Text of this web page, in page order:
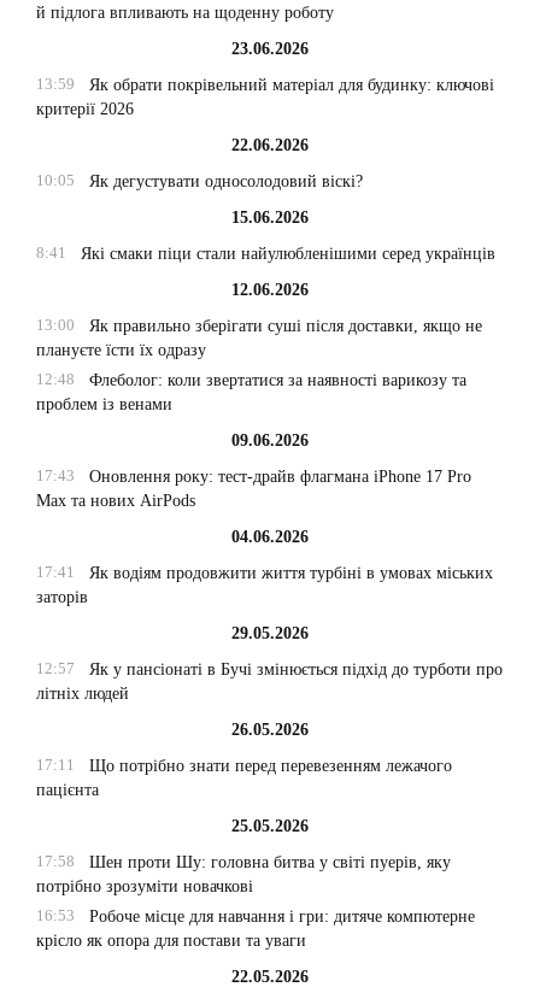
й підлога впливають на щоденну роботу
23.06.2026
13:59
Як обрати покрівельний матеріал для будинку: ключові
критерії 2026
22.06.2026
10:05
Як дегустувати односолодовий віскі?
15.06.2026
8:41
Які смаки піци стали найулюбленішими серед українців
12.06.2026
13:00
Як правильно зберігати суші після доставки, якщо не
плануєте їсти їх одразу
12:48
Флеболог: коли звертатися за наявності варикозу та
проблем із венами
09.06.2026
17:43
Оновлення року: тест-драйв флагмана iPhone 17 Pro
Max та нових AirPods
04.06.2026
17:41
Як водіям продовжити життя турбіні в умовах міських
заторів
29.05.2026
12:57
Як у пансіонаті в Бучі змінюється підхід до турботи про
літніх людей
26.05.2026
17:11
Що потрібно знати перед перевезенням лежачого
пацієнта
25.05.2026
17:58
Шен проти Шу: головна битва у світі пуерів, яку
потрібно зрозуміти новачкові
16:53
Робоче місце для навчання і гри: дитяче компютерне
крісло як опора для постави та уваги
22.05.2026